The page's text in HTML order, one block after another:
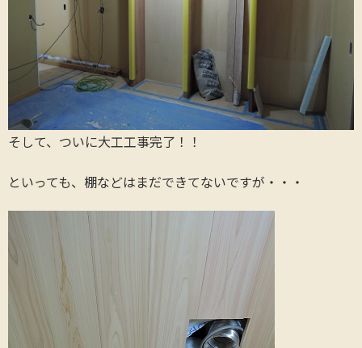
そして、ついに大工工事完了！！
といっても、棚などはまだできてないですが・・・